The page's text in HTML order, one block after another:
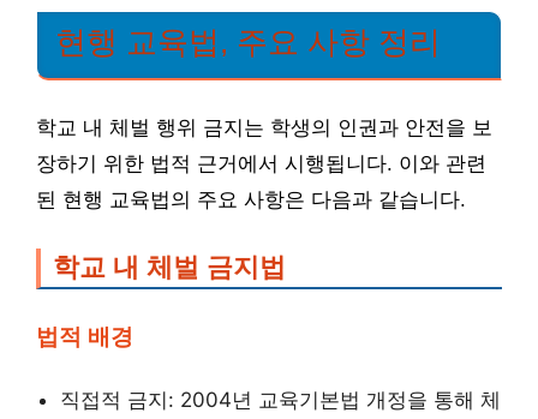
현행 교육법, 주요 사항 정리
학교 내 체벌 행위 금지는 학생의 인권과 안전을 보
장하기 위한 법적 근거에서 시행됩니다. 이와 관련
된 현행 교육법의 주요 사항은 다음과 같습니다.
학교 내 체벌 금지법
법적 배경
직접적 금지: 2004년 교육기본법 개정을 통해 체